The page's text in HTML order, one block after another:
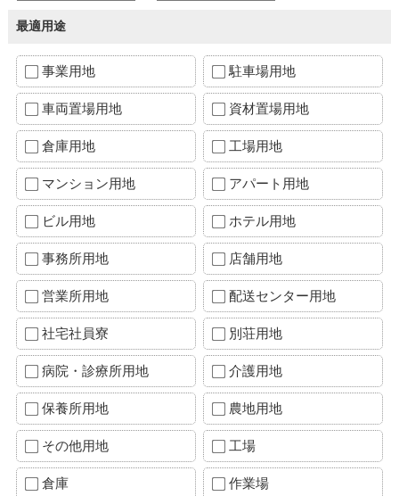
最適用途
事業用地 駐車場用地
車両置場用地 資材置場用地
倉庫用地 工場用地
マンション用地 アパート用地
ビル用地 ホテル用地
事務所用地 店舗用地
営業所用地 配送センター用地
社宅社員寮 別荘用地
病院・診療所用地 介護用地
保養所用地 農地用地
その他用地 工場
倉庫 作業場